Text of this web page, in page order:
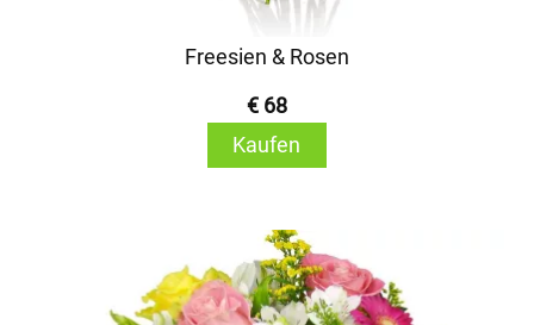
Freesien & Rosen
€ 68
Kaufen